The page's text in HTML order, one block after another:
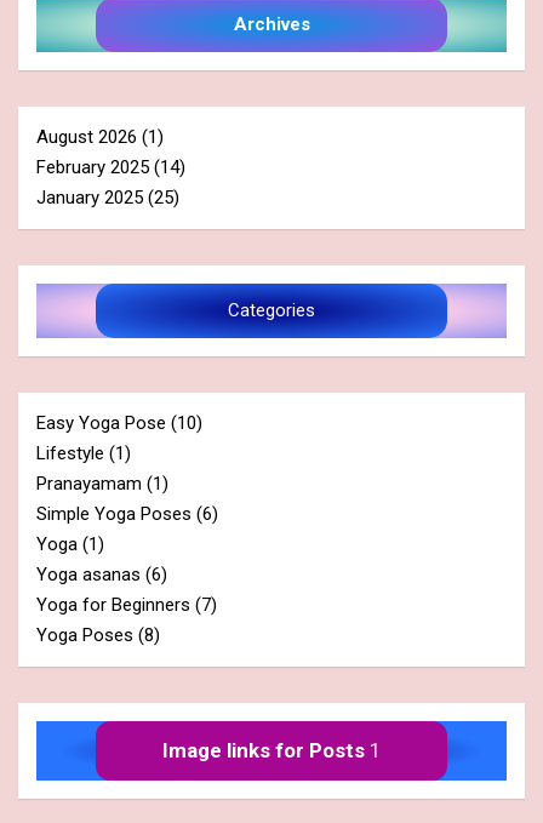
Archives
August 2026 (1)
February 2025 (14)
January 2025 (25)
Categories
Easy Yoga Pose (10)
Lifestyle (1)
Pranayamam (1)
Simple Yoga Poses (6)
Yoga (1)
Yoga asanas (6)
Yoga for Beginners (7)
Yoga Poses (8)
Image links for Posts 1